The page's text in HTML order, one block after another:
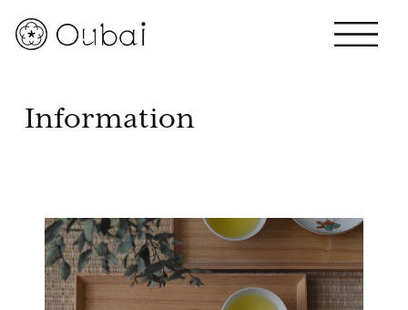
Information